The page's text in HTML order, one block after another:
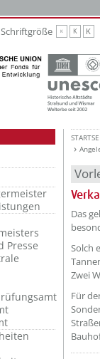
Schriftgröße K K K
Presse
Das
Solch
Zwei
Für